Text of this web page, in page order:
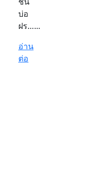
บ่อ
ฝร…...
อ่าน
ต่อ